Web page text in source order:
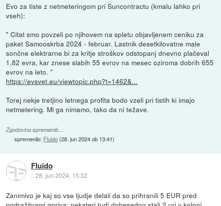
Evo za tiste z netmeteringom pri Suncontractu (kmalu lahko pri
vseh):
" Citat smo povzeli po njihovem na spletu objavljenem ceniku za
paket Samooskrba 2024 - februar. Lastnik desetkilovatne male
sončne elektrarne bi za kritje stroškov odstopanj dnevno plačeval
1,82 evra, kar znese slabih 55 evrov na mesec oziroma dobrih 655
evrov na leto. "
https://evsvet.eu/viewtopic.php?t=1462&...
Torej nekje tretjino letnega profita bodo vzeli pri tistih ki imajo
netmetering. Mi ga nimamo, tako da ni težave.
Zgodovina sprememb…
spremenilo: Fluido(28. jun 2024 ob 13:41)
Fluido
::28. jun 2024, 15:32
Zanimivo je kaj so vse ljudje delali da so prihranili 5 EUR pred